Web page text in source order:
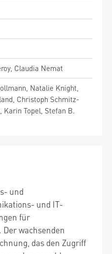
Claudia Nemat
Natalie Knight,
Christoph Schmitz-
Karin Topel, Stefan B.
und
und IT-
für
wachsenden
das den Zugriff